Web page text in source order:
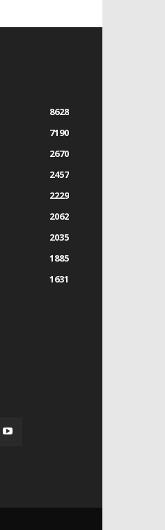
8628
7190
2670
2457
2229
2062
2035
1885
1631